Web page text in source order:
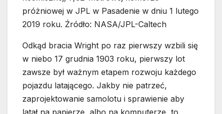
próżniowej w JPL w Pasadenie w dniu 1 lutego
2019 roku. Źródło: NASA/JPL-Caltech
Odkąd bracia Wright po raz pierwszy wzbili się
w niebo 17 grudnia 1903 roku, pierwszy lot
zawsze był ważnym etapem rozwoju każdego
pojazdu latającego. Jakby nie patrzeć,
zaprojektowanie samolotu i sprawienie aby